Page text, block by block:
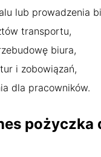
lub prowadzenia
transportu,
biura,
i zobowiązań,
dla pracowników.
pożyczka